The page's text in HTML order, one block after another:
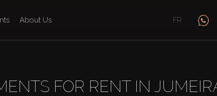
About Us FR
À LOUER À